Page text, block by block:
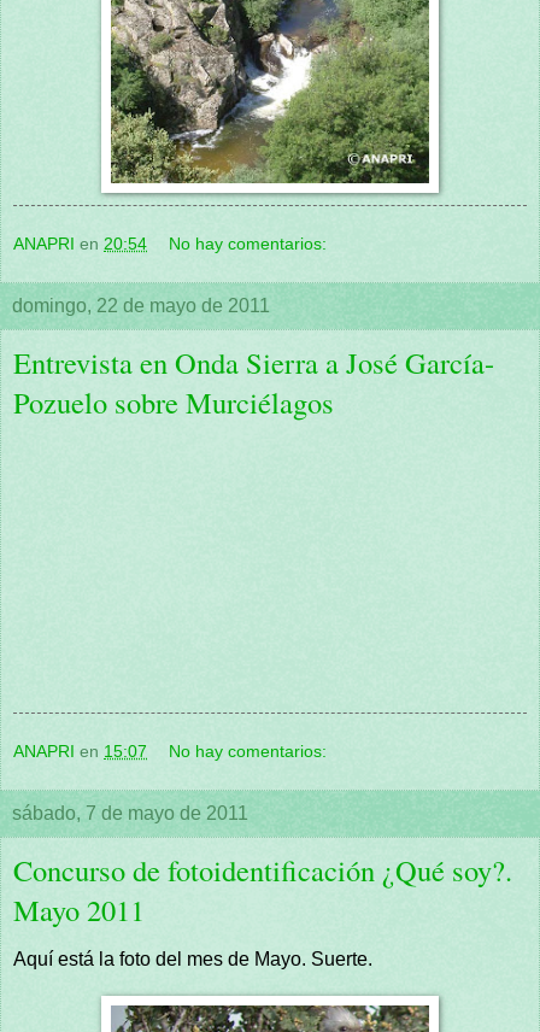
ANAPRI en 20:54 No hay comentarios:
domingo, 22 de mayo de 2011
Entrevista en Onda Sierra a José García-
Pozuelo sobre Murciélagos
ANAPRI en 15:07 No hay comentarios:
sábado, 7 de mayo de 2011
Concurso de fotoidentificación ¿Qué soy?.
Mayo 2011
Aquí está la foto del mes de Mayo. Suerte.